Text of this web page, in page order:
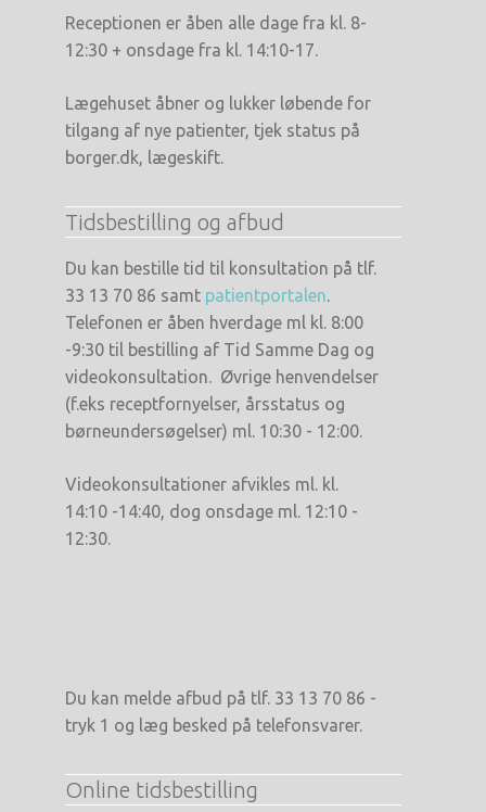
Receptionen er åben alle dage fra kl. 8-
12:30 + onsdage fra kl. 14:10-17.
Lægehuset åbner og lukker løbende for
tilgang af nye patienter, tjek status på
borger.dk, lægeskift.
Tidsbestilling og afbud
Du kan bestille tid til konsultation på tlf.
33 13 70 86 samt patientportalen.
Telefonen er åben hverdage ml kl. 8:00
-9:30 til bestilling af Tid Samme Dag og
videokonsultation. Øvrige henvendelser
(f.eks receptfornyelser, årsstatus og
børneundersøgelser) ml. 10:30 - 12:00.
Videokonsultationer afvikles ml. kl.
14:10 -14:40, dog onsdage ml. 12:10 -
12:30.
Du kan melde afbud på tlf. 33 13 70 86 -
tryk 1 og læg besked på telefonsvarer.
Online tidsbestilling